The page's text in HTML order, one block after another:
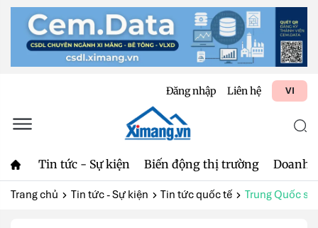
Đăng nhập Liên hệ VI
Tin tức - Sự kiện Biến động thị trường Doanh
Trang chủ Tin tức - Sự kiện Tin tức quốc tế Trung Quốc